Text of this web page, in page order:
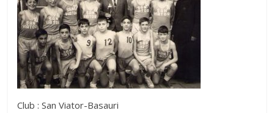
Club : San Viator-Basauri